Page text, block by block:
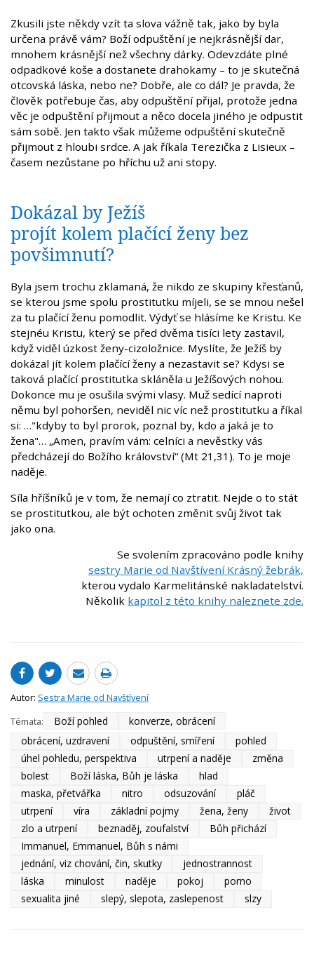
Zkusili jste někdy vzít ta slova vážně tak, jako by byla
určena právě vám? Boží odpuštění je nejkrásnější dar,
mnohem krásnější než všechny dárky. Odevzdáte plné
odpadkové koše a dostanete drahokamy – to je skutečná
otcovská láska, nebo ne? Dobře, ale co dál? Je pravda, že
člověk potřebuje čas, aby odpuštění přijal, protože jedna
věc je odpuštění přijmout a něco docela jiného je odpustit
sám sobě. Jen takto však můžeme odpuštění skutečně
přijmout z hloubi srdce. A jak říkala Terezička z Lisieux –
časem nezůstane po hříchu už ani stopy.
Dokázal by Ježíš
projít kolem plačící ženy bez
povšimnutí?
Byla jsem trochu zklamaná, že nikdo ze skupiny křesťanů,
se kterou jsme spolu prostitutku míjeli, se se mnou nešel
za tu plačící ženu pomodlit. Výdyť se hlásíme ke Kristu. Ke
stejnéu Kristu, který se před dvěma tisíci lety zastavil,
když viděl úzkost ženy-cizoložnice. Myslíte, že Ježíš by
dokázal jít kolem plačící ženy a nezastavit se? Kdysi se
taková plačící prostitutka skláněla u Ježíšových nohou.
Dokonce mu je osušila svými vlasy. Muž sedící naproti
němu byl pohoršen, neviděl nic víc než prostitutku a říkal
si: …"kdyby to byl prorok, poznal by, kdo a jaká je to
žena"… „Amen, pravím vám: celníci a nevěstky vás
předcházejí do Božího království“ (Mt 21,31). To je moje
naděje.
Síla hříšníků je v tom, že nemají co ztratit. Nejde o to stát
se prostitutkou, ale být ochoten změnit svůj život tak
jako ona.
Se svolením zpracováno podle knihy
sestry Marie od Navštívení Krásný žebrák,
kterou vydalo Karmelitánské nakladatelství.
Několik kapitol z této knihy naleznete zde.
Autor: Sestra Marie od Navštívení
Témata:
Boží pohled
konverze, obrácení
obrácení, uzdravení
odpuštění, smíření
pohled
úhel pohledu, perspektiva
utrpení a naděje
změna
bolest
Boží láska, Bůh je láska
hlad
maska, přetvářka
nitro odsuzování
pláč
utrpení
víra základní pojmy žena, ženy
život
zlo a utrpení
beznaděj, zoufalství
Bůh přichází
Immanuel, Emmanuel, Bůh s námi
jednání, viz chování, čin, skutky
jednostrannost
láska
minulost naděje pokoj
porno
sexualita jiné
slepý, slepota, zaslepenost slzy